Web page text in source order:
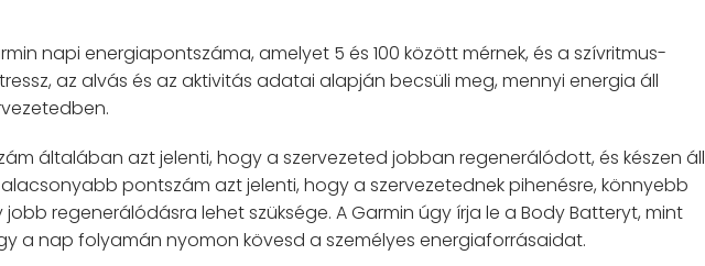
napi energiapontszáma, amelyet 5 és 100 között mérnek, és a szívritmus-
az alvás és az aktivitás adatai alapján becsüli meg, mennyi energia áll
általában azt jelenti, hogy a szervezeted jobban regenerálódott, és készen áll
pontszám azt jelenti, hogy a szervezetednek pihenésre, könnyebb
regenerálódásra lehet szüksége. A Garmin úgy írja le a Body Batteryt, mint
a nap folyamán nyomon kövesd a személyes energiaforrásaidat.